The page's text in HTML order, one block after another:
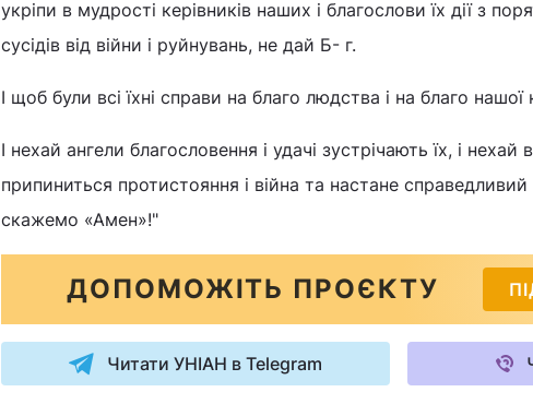
укріпи в мудрості керівників наших і благослови їх дії з
сусідів від війни і руйнувань, не дай Б- г.
І щоб були всі їхні справи на благо людства і на благо нашої
І нехай ангели благословення і удачі зустрічають їх, і
припиниться протистояння і війна та настане справедливий
скажемо «Амен»!"
ДОПОМОЖІТЬ ПРОЄКТУ
Читати УНІАН в Telegram